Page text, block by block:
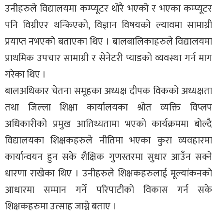
उनीहरुले विद्यालयमा कम्प्यूटर थोरै भएको र भएका कम्प्यूटर
पनि विग्रीएर थन्किएको, विज्ञान विषयको ल्यावमा सामाग्री
प्रयाप्त नभएको बताएका थिए । बालबालिकाहरुले विद्यालयमा
प्राथमिक उपचार सामाग्री र सेनेटरी प्याडको व्यवस्था गर्न माग
गरेका थिए ।
बालअधिकार चेतना समूहका अध्यक्ष दीपक विकको अध्यक्षता
तथा जिल्ला शिक्षा कार्यालयका श्रोत व्यक्ति विप्लप
अधिकारीको प्रमुख आतिथ्यतामा भएको कार्यक्रममा बोल्दै
विद्यालयका शिक्षकहरुले नीतिमा भएका कुरा व्यवहारमा
कार्यान्वयन हुन सके शैक्षिक गुणस्तरमा सुधार आउँन सक्ने
धारणा राखेका थिए । उनीहरुले शिक्षकहरुलाई मूल्यांकनको
आधारमा सम्मान गर्ने परिपाटीको विकास गर्न सके
शिक्षकहरुमा उत्साह जाग्ने बताए ।